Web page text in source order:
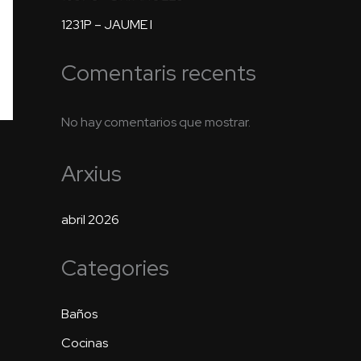
1231P – JAUME I
Comentaris recents
No hay comentarios que mostrar.
Arxius
abril 2026
Categories
Baños
Cocinas